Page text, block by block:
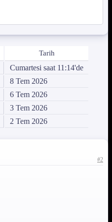
Tarih
Cumartesi saat 11:14'de
8 Tem 2026
6 Tem 2026
3 Tem 2026
2 Tem 2026
#2